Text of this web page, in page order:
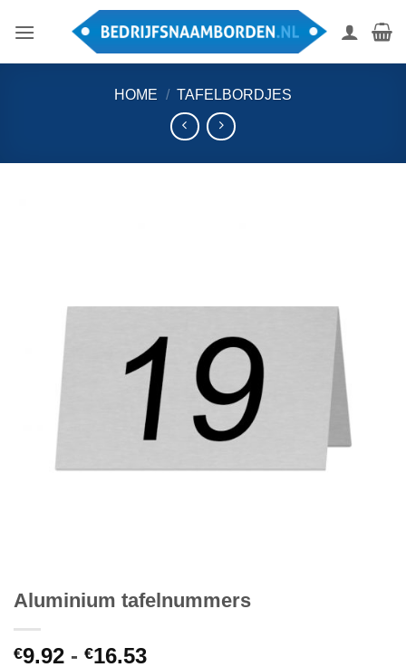
naar
HOME / TAFELBORDJES
Aluminium tafelnummers
€9.92 - €16.53Prijsklasse: